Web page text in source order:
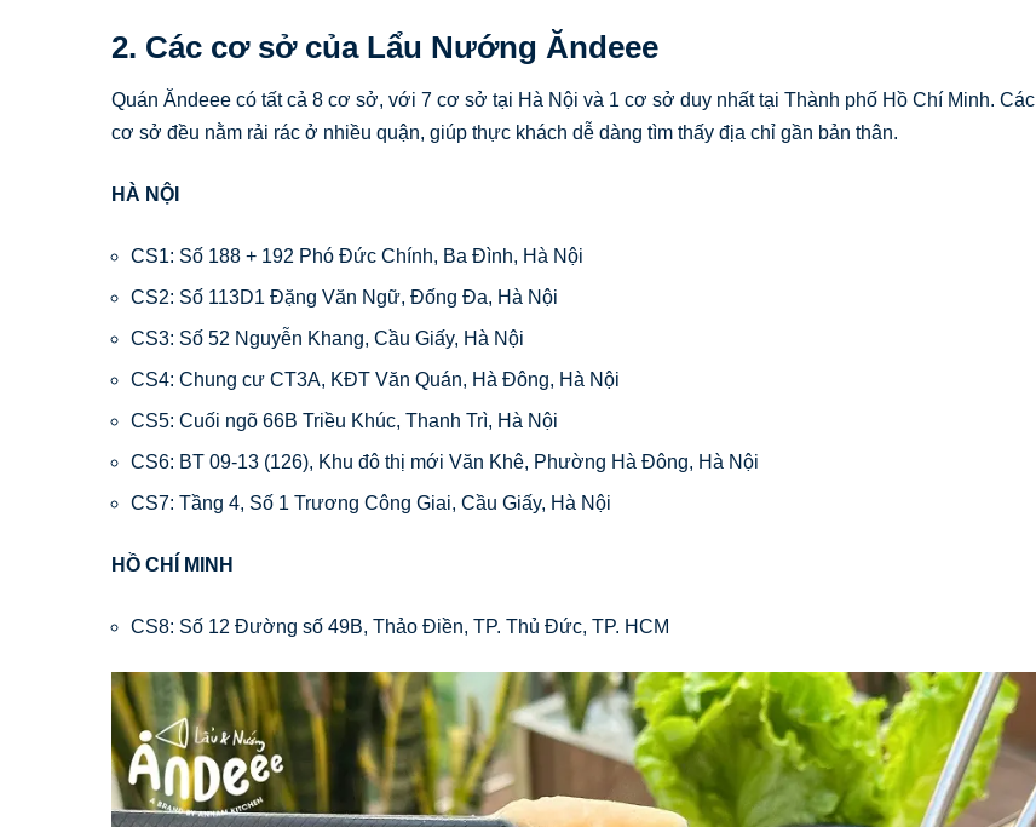
2. Các cơ sở của Lẩu Nướng Ăndeee
Quán Ăndeee có tất cả 8 cơ sở, với 7 cơ sở tại Hà Nội và 1 cơ sở duy nhất tại Thành phố Hồ Chí Minh. Các
cơ sở đều nằm rải rác ở nhiều quận, giúp thực khách dễ dàng tìm thấy địa chỉ gần bản thân.
HÀ NỘI
CS1: Số 188 + 192 Phó Đức Chính, Ba Đình, Hà Nội
CS2: Số 113D1 Đặng Văn Ngữ, Đống Đa, Hà Nội
CS3: Số 52 Nguyễn Khang, Cầu Giấy, Hà Nội
CS4: Chung cư CT3A, KĐT Văn Quán, Hà Đông, Hà Nội
CS5: Cuối ngõ 66B Triều Khúc, Thanh Trì, Hà Nội
CS6: BT 09-13 (126), Khu đô thị mới Văn Khê, Phường Hà Đông, Hà Nội
CS7: Tầng 4, Số 1 Trương Công Giai, Cầu Giấy, Hà Nội
HỒ CHÍ MINH
CS8: Số 12 Đường số 49B, Thảo Điền, TP. Thủ Đức, TP. HCM